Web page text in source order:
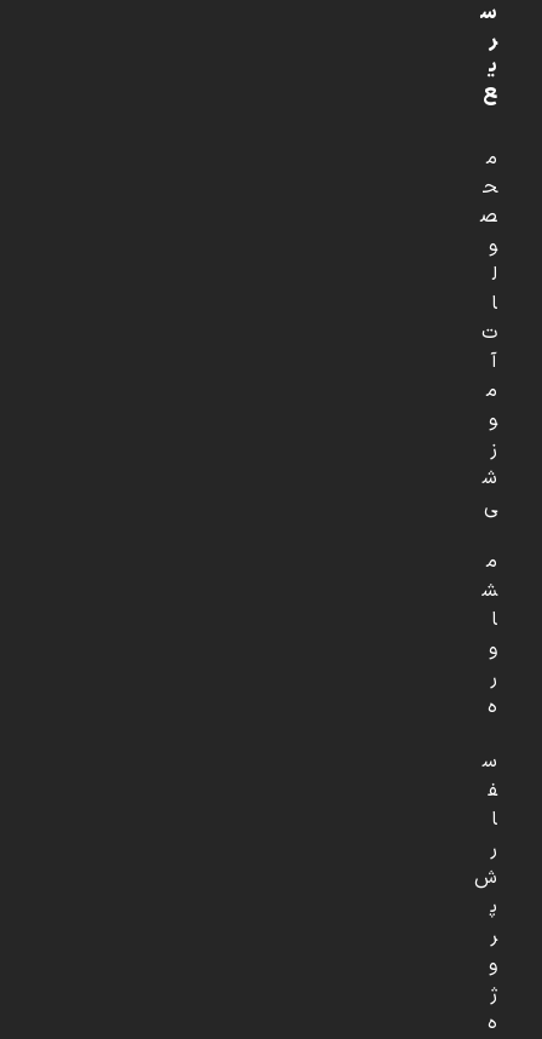
س
ر
ی
ع
م
ح
ص
و
ل
ا
ت
آ
م
و
ز
ش
ی
م
ش
ا
و
ر
ه
س
ف
ا
ر
ش
پ
ر
و
ژ
ه